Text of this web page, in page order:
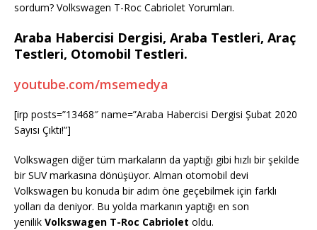
sordum? Volkswagen T-Roc Cabriolet Yorumları.
Araba Habercisi Dergisi, Araba Testleri, Araç
Testleri, Otomobil Testleri.
youtube.com/msemedya
[irp posts=”13468″ name=”Araba Habercisi Dergisi Şubat 2020
Sayısı Çıktı!”]
Volkswagen diğer tüm markaların da yaptığı gibi hızlı bir şekilde
bir SUV markasına dönüşüyor. Alman otomobil devi
Volkswagen bu konuda bir adım öne geçebilmek için farklı
yolları da deniyor. Bu yolda markanın yaptığı en son
yenilik Volkswagen T-Roc Cabriolet oldu.